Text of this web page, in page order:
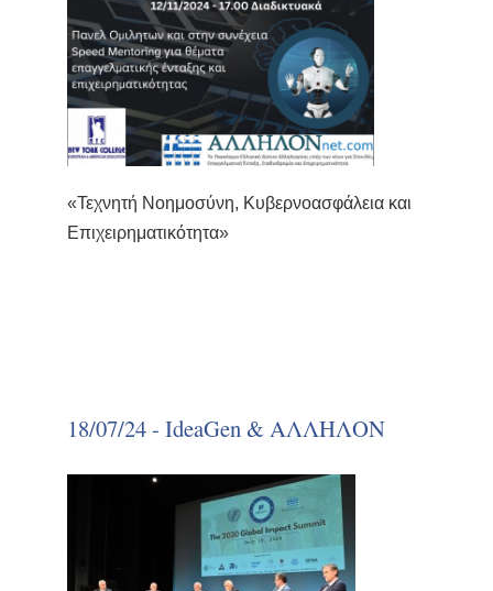
«Τεχνητή Νοημοσύνη, Κυβερνοασφάλεια και
Επιχειρηματικότητα»
18/07/24 - IdeaGen & ΑΛΛΗΛΟΝ